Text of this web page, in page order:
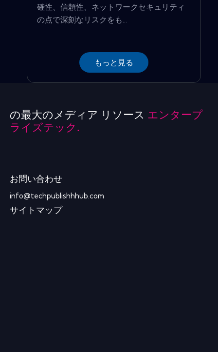
確性、信頼性、ネットワークセキュリティ
の点で深刻なリスクをも...
もっと見る
の最大のメディア リソース エンタープ
ライズテック.
お問い合わせ
info@techpublishhhub.com
サイトマップ